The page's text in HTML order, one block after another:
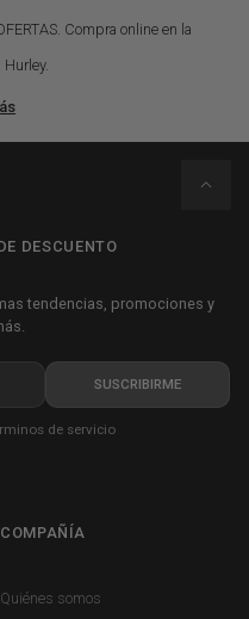
Compra online en la
DESCUENTO
tendencias, promociones y
SUSCRIBIRME
de servicio
COMPAÑÍA
Quiénes somos